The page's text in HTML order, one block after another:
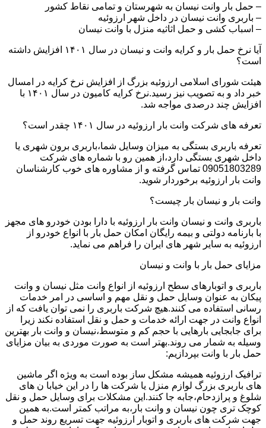
– حمل بار وانت نیسان به شهرستان و تمامی نقاط کشور
– باربری وانت نیسان در داخل شهر ارزوئیه
– اسباب کشی و حمل اثاثیه منزل با وانت نیسان
آیا نرخ حمل بار و کرایه وانت و نیسان در سال ۱۴۰۱ افزایش داشته
است؟
هیئت شورای اسلامی ارزوئیه بزرگ از افزایش نرخ کرایه در امسال
خبر داد و به تصویب نیز رسید.نرخ کرایه کامیون در سال ۱۴۰۱ با
افزایش چند درصدی مواجه شد.
تعرفه های شرکت وانت بار ارزوئیه در سال ۱۴۰۱ چقدر است؟
تعرفه باربری بستگی به میزان وسایل شما،باربری برون شهری یا
داخل شهری بستگی دارد،از همین رو با شماره های شرکت
09051803289 تماس گرفته و از مشاوره های خوب کارشناسان
وانت بار ارزوئیه برخوردار شوید.
وانت بار و نیسان بار چیست؟
باربری وانت و نیسان وانت بار ارزوئیه با دارا بودن خودرو های مجهز
با بارنامه دولتی و بیمه رایگان امکان حمل بار با انواع خودرو از
ارزوئیه به سایر شهر های ایران را فراهم می نماید.
مزایای حمل بار با وانت و نیسان
باربری و اتوبارهای سطح ارزوئیه از انواع وانت مثل نیسان و وانت
پیکان به عنوان وسایل حمل و نقل مهم و اساسی در امر خدمات
رسانی استفاده می کنند.هیچ شرکت باربری را نمی توان یافت که از
انواع وانت در جهت ارائه خدمات و حمل و نقل استفاده نکند زیرا
برای جابجایی بارهایی با حجم کم و متوسط،نیسان و وانت بار بهترین
وسیله به شمار می روند.بهتر است به صورت موردی به بیان مزایای
حمل بار با وانت بپردازیم:
ترافیک ارزوئیه همیشه مشکل ساز بوده است به ویژه اگر ماشین
های باربری بزرگ لوازم منزل یا شرکت ها را در این خیابا ن های
شلوغ و پرازدحام،جابه جا کنند.این مشکلات برای وسایل حمل و نقل
کوچک تری چون نیسان و وانت بار،به مراتب کمتر است.به همین
جهت شرکت های باربری و اتوبار ارزوئیه جهت تسریع روند حمل و